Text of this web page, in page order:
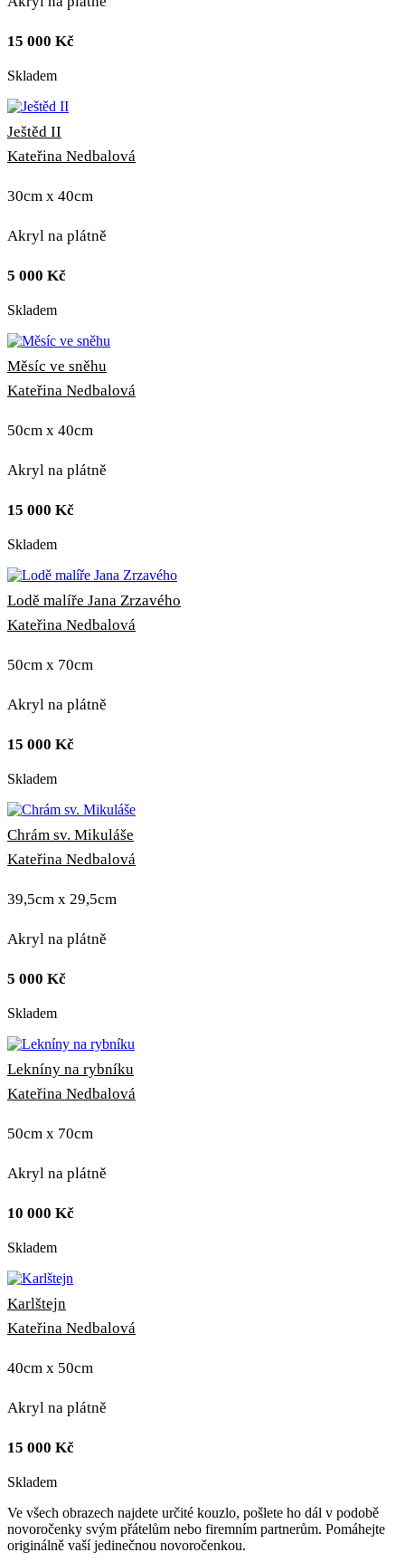
15 000 Kč
Skladem
Ještěd II
Kateřina Nedbalová
30cm x 40cm
Akryl na plátně
5 000 Kč
Skladem
Měsíc ve sněhu
Kateřina Nedbalová
50cm x 40cm
Akryl na plátně
15 000 Kč
Skladem
Lodě malíře Jana Zrzavého
Kateřina Nedbalová
50cm x 70cm
Akryl na plátně
15 000 Kč
Skladem
Chrám sv. Mikuláše
Kateřina Nedbalová
39,5cm x 29,5cm
Akryl na plátně
5 000 Kč
Skladem
Lekníny na rybníku
Kateřina Nedbalová
50cm x 70cm
Akryl na plátně
10 000 Kč
Skladem
Karlštejn
Kateřina Nedbalová
40cm x 50cm
Akryl na plátně
15 000 Kč
Skladem
Ve všech obrazech najdete určité kouzlo, pošlete ho dál v podobě
novoročenky svým přátelům nebo firemním partnerům. Pomáhejte
originálně vaší jedinečnou novoročenkou.